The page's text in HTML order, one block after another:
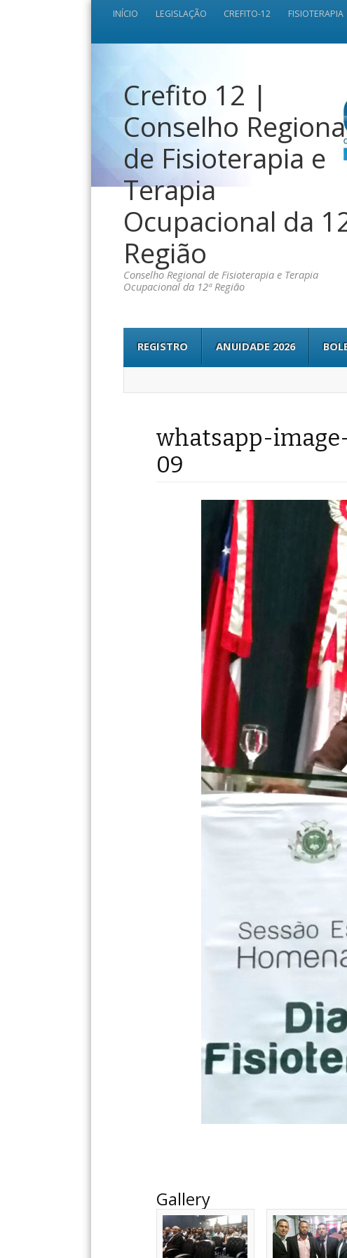
INÍCIO LEGISLAÇÃO CREFITO-12 FISIOTERAPIA
Crefito 12 |
Conselho
de Fisioterapia e
Terapia
Ocupacional da
Região
Conselho Regional de Fisioterapia e Terapia
Ocupacional da 12ª Região
REGISTRO ANUIDADE 2026
whatsapp-
09
Gallery